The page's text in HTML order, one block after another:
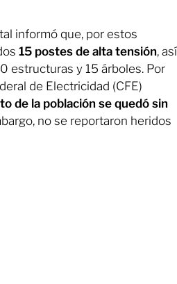
informó que, por estos
15 postes de alta tensión, así
estructuras y 15 árboles. Por
de Electricidad (CFE)
de la población se quedó sin
no se reportaron heridos